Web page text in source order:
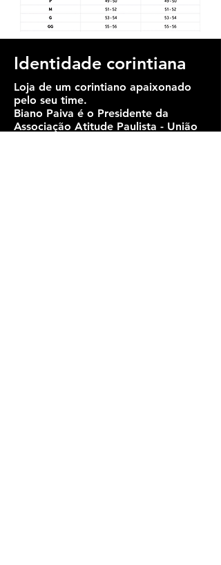
Identidade corintiana
Loja de um corintiano apaixonado
pelo seu time.
Biano Paiva é o Presidente da
Associação Atitude Paulista - União